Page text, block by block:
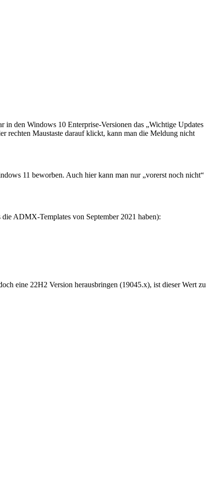
den Windows 10 Enterprise-Versionen das „Wichtige Updates
rechten Maustaste darauf klickt, kann man die Meldung nicht
11 beworben. Auch hier kann man nur „vorerst noch nicht“
ADMX-Templates von September 2021 haben):
eine 22H2 Version herausbringen (19045.x), ist dieser Wert zu